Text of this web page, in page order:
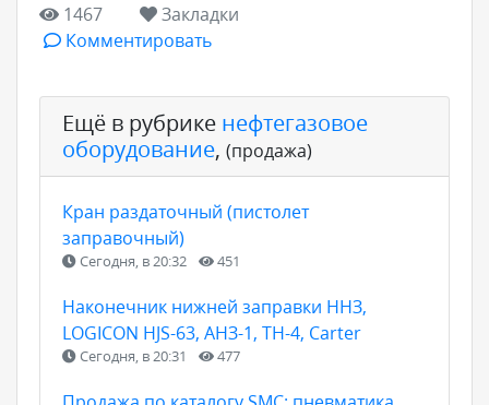
1467
Закладки
Комментировать
Ещё в рубрике нефтегазовое
оборудование, (продажа)
Кран раздаточный (пистолет
заправочный)
Сегодня, в 20:32 451
Наконечник нижней заправки ННЗ,
LOGICON HJS-63, АНЗ-1, ТН-4, Carter
Сегодня, в 20:31 477